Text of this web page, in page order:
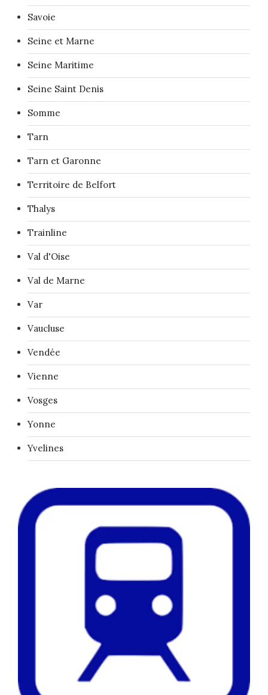
Savoie
Seine et Marne
Seine Maritime
Seine Saint Denis
Somme
Tarn
Tarn et Garonne
Territoire de Belfort
Thalys
Trainline
Val d'Oise
Val de Marne
Var
Vaucluse
Vendée
Vienne
Vosges
Yonne
Yvelines